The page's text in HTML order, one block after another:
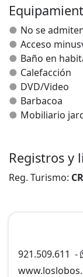
una de ellas
problemas de
Salón:
salón-comedor
Rincón de lectura:
espacio con
de libros,
Zona verde:
precioso jardín
no se admiten.
No se
Acceso
Baño en
Calefacción
DVD/Video
Barbacoa
Mobiliario
Registros y
Reg. Turismo:
921.509.611 -